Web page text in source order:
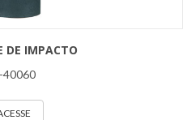
DE IMPACTO
40060